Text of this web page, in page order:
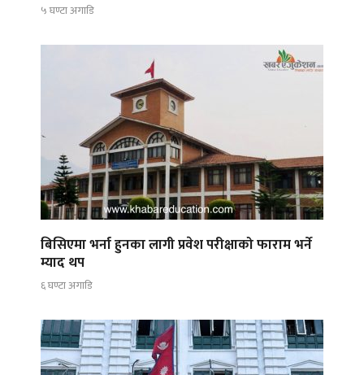
५ घण्टा अगाडि
बिसिएमा भर्ना हुनका लागी प्रवेश परीक्षाको फाराम भर्ने
म्याद थप
६ घण्टा अगाडि